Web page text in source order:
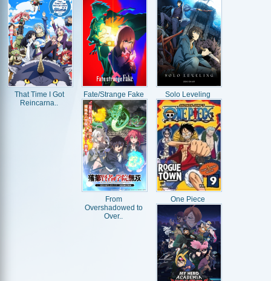
That Time I Got
Reincarna..
Fate/Strange Fake Solo Leveling
From
Overshadowed to
Over..
One Piece